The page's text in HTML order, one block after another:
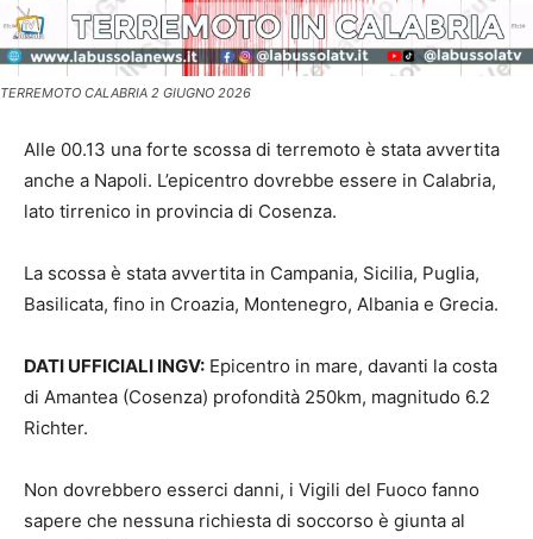
TERREMOTO CALABRIA 2 GIUGNO 2026
Alle 00.13 una forte scossa di terremoto è stata avvertita
anche a Napoli. L’epicentro dovrebbe essere in Calabria,
lato tirrenico in provincia di Cosenza.
La scossa è stata avvertita in Campania, Sicilia, Puglia,
Basilicata, fino in Croazia, Montenegro, Albania e Grecia.
DATI UFFICIALI INGV: Epicentro in mare, davanti la costa
di Amantea (Cosenza) profondità 250km, magnitudo 6.2
Richter.
Non dovrebbero esserci danni, i Vigili del Fuoco fanno
sapere che nessuna richiesta di soccorso è giunta al